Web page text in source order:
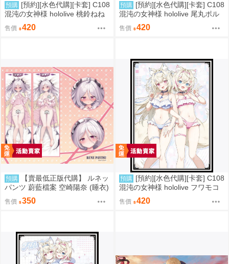
預購 [預約][水色代購][卡套] C108
混沌の女神様 hololive 桃鈴ねね
彩虹ver
售價 420
預購 [預約][水色代購][卡套] C108
混沌の女神様 hololive 尾丸ポル
カ 魔術ver
售價 420
預購
【賣最低正版代購】 ルネッ
パンツ 蔚藍檔案 空崎陽奈 (睡衣)
ヒナ 抱枕套 0905
售價 350
預購 [預約][水色代購][卡套] C108
混沌の女神様 hololive フワモコ
泳裝ver
售價 420